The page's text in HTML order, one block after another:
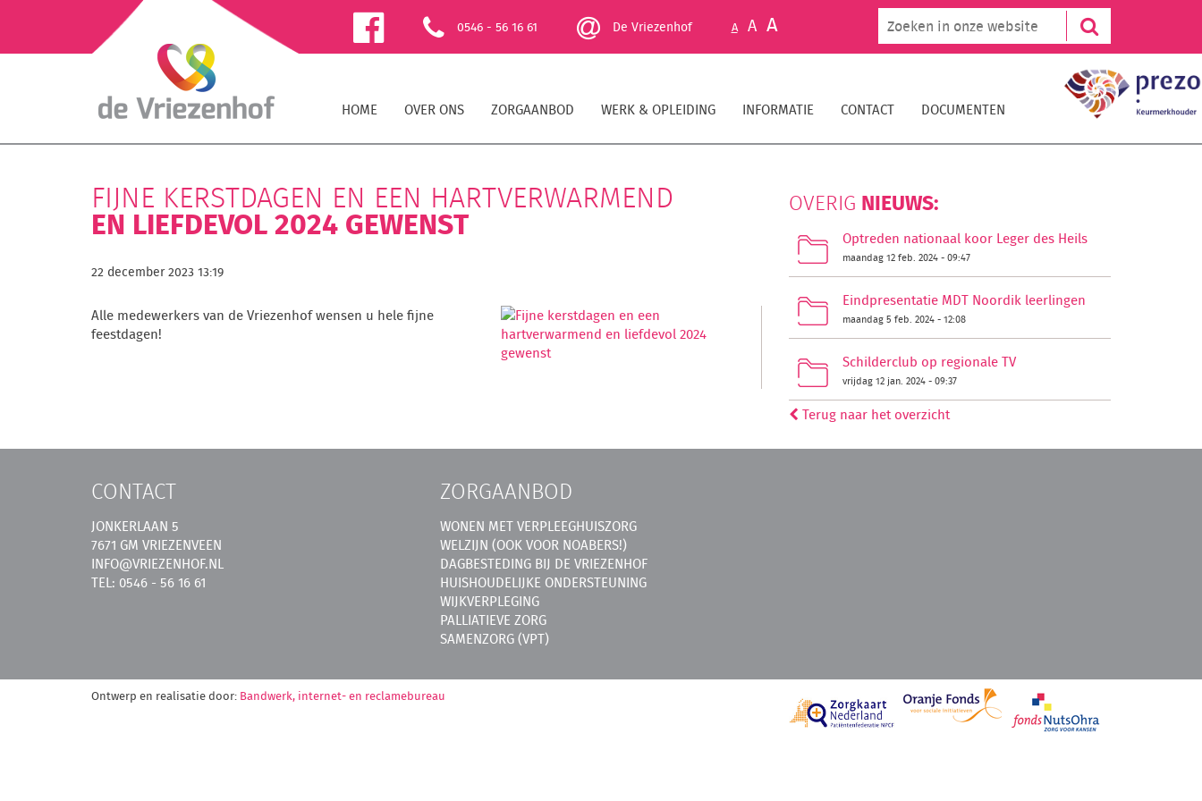
0546 - 56 16 61 De Vriezenhof A A A
HOME OVER ONS ZORGAANBOD WERK & OPLEIDING INFORMATIE CONTACT DOCUMENTEN
FIJNE KERSTDAGEN EN EEN HARTVERWARMEND
EN LIEFDEVOL 2024 GEWENST
22 december 2023 13:19
Alle medewerkers van de Vriezenhof wensen u hele fijne
feestdagen!
OVERIG NIEUWS:
Optreden nationaal koor Leger des Heils
maandag 12 feb. 2024 - 09:47
Eindpresentatie MDT Noordik leerlingen
maandag 5 feb. 2024 - 12:08
Schilderclub op regionale TV
vrijdag 12 jan. 2024 - 09:37
Terug naar het overzicht
CONTACT
JONKERLAAN 5
7671 GM VRIEZENVEEN
INFO@VRIEZENHOF.NL
TEL: 0546 - 56 16 61
ZORGAANBOD
WONEN MET VERPLEEGHUISZORG
WELZIJN (OOK VOOR NOABERS!)
DAGBESTEDING BIJ DE VRIEZENHOF
HUISHOUDELIJKE ONDERSTEUNING
WIJKVERPLEGING
PALLIATIEVE ZORG
SAMENZORG (VPT)
Ontwerp en realisatie door: Bandwerk, internet- en reclamebureau